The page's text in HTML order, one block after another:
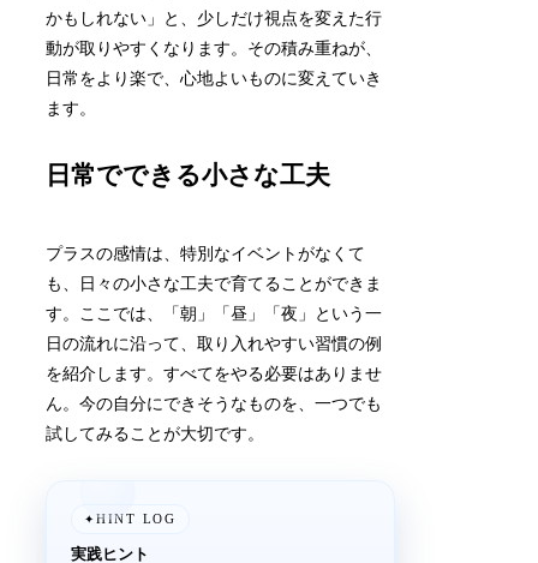
かもしれない」と、少しだけ視点を変えた行
動が取りやすくなります。その積み重ねが、
日常をより楽で、心地よいものに変えていき
ます。
日常でできる小さな工夫
プラスの感情は、特別なイベントがなくて
も、日々の小さな工夫で育てることができま
す。ここでは、「朝」「昼」「夜」という一
日の流れに沿って、取り入れやすい習慣の例
を紹介します。すべてをやる必要はありませ
ん。今の自分にできそうなものを、一つでも
試してみることが大切です。
✦HINT LOG
実践ヒント